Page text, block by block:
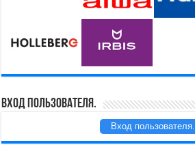
Вход пользователя.
Вход пользователя.